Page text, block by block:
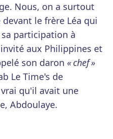
Nous, on a surtout
le frère Léa qui
participation à
aux Philippines et
son daron « chef »
Le Time's de
qu'il avait une
Abdoulaye.